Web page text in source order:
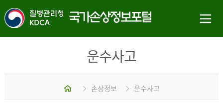
운수사고
홈 손상정보 운수사고